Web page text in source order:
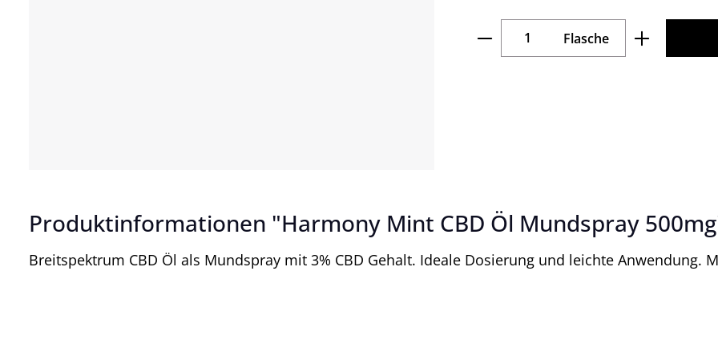
Produkt Anzahl: Gib den
Flasche
Produktinformationen "Harmony Mint CBD Öl Mundspray
Breitspektrum CBD Öl als Mundspray mit 3% CBD Gehalt. Ideale Dosierung und leichte Anwendung.